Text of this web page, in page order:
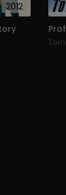
2012